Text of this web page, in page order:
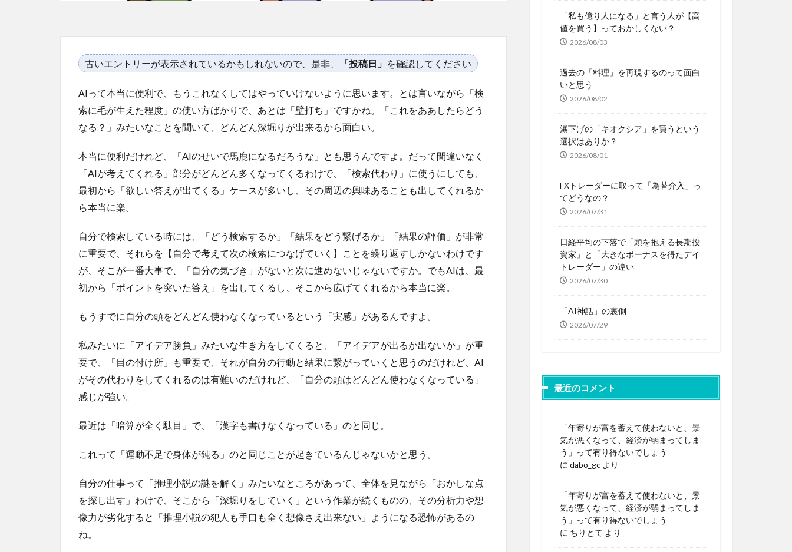
古いエントリーが表示されているかもしれないので、是非、 「投稿日」 を確認してください
AIって本当に便利で、もうこれなくしてはやっていけないように思います。とは言いながら「検
索に毛が生えた程度」の使い方ばかりで、あとは「壁打ち」ですかね。「これをああしたらどう
なる？」みたいなことを聞いて、どんどん深堀りが出来るから面白い。
本当に便利だけれど、「AIのせいで馬鹿になるだろうな」とも思うんですよ。だって間違いなく
「AIが考えてくれる」部分がどんどん多くなってくるわけで、「検索代わり」に使うにしても、
最初から「欲しい答えが出てくる」ケースが多いし、その周辺の興味あることも出してくれるか
ら本当に楽。
自分で検索している時には、「どう検索するか」「結果をどう繋げるか」「結果の評価」が非常
に重要で、それらを【自分で考えて次の検索につなげていく】ことを繰り返すしかないわけです
が、そこが一番大事で、「自分の気づき」がないと次に進めないじゃないですか。でもAIは、最
初から「ポイントを突いた答え」を出してくるし、そこから広げてくれるから本当に楽。
もうすでに自分の頭をどんどん使わなくなっているという「実感」があるんですよ。
私みたいに「アイデア勝負」みたいな生き方をしてくると、「アイデアが出るか出ないか」が重
要で、「目の付け所」も重要で、それが自分の行動と結果に繋がっていくと思うのだけれど、AI
がその代わりをしてくれるのは有難いのだけれど、「自分の頭はどんどん使わなくなっている」
感じが強い。
最近は「暗算が全く駄目」で、「漢字も書けなくなっている」のと同じ。
これって「運動不足で身体が鈍る」のと同じことが起きているんじゃないかと思う。
自分の仕事って「推理小説の謎を解く」みたいなところがあって、全体を見ながら「おかしな点
を探し出す」わけで、そこから「深堀りをしていく」という作業が続くものの、その分析力や想
像力が劣化すると「推理小説の犯人も手口も全く想像さえ出来ない」ようになる恐怖があるの
ね。
「私も億り人になる」と言う人が【高
値を買う】っておかしくない？
2026/08/03
過去の「料理」を再現するのって面白
いと思う
2026/08/02
瀑下げの「キオクシア」を買うという
選択はありか？
2026/08/01
FXトレーダーに取って「為替介入」っ
てどうなの？
2026/07/31
日経平均の下落で「頭を抱える長期投
資家」と「大きなボーナスを得たデイ
トレーダー」の違い
2026/07/30
「AI神話」の裏側
2026/07/29
最近のコメント
「年寄りが富を蓄えて使わないと、景
気が悪くなって、経済が弱まってしま
う」って有り得ないでしょう
に dabo_gc より
「年寄りが富を蓄えて使わないと、景
気が悪くなって、経済が弱まってしま
う」って有り得ないでしょう
に ちりとて より